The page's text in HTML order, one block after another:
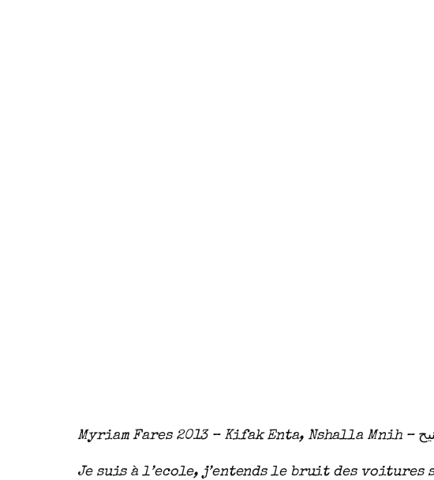
Myriam Fares 2013 – Kifak Enta, Nshalla Mnih –
Je suis à l’ecole, j’entends le bruit des voitures